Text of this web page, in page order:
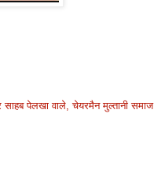
पेलखा वाले, चेयरमैन मुल्तानी समाज